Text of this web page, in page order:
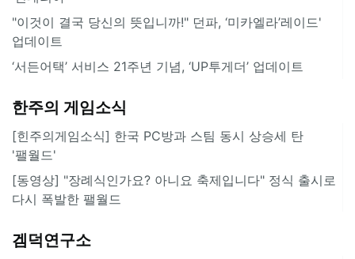
"이것이 결국 당신의 뜻입니까!" 던파, ‘미카엘라’레이드'
업데이트
‘서든어택’ 서비스 21주년 기념, ‘UP투게더’ 업데이트
한주의 게임소식
[힌주의게임소식] 한국 PC방과 스팀 동시 상승세 탄
'팰월드'
[동영상] "장례식인가요? 아니요 축제입니다" 정식 출시로
다시 폭발한 팰월드
겜덕연구소